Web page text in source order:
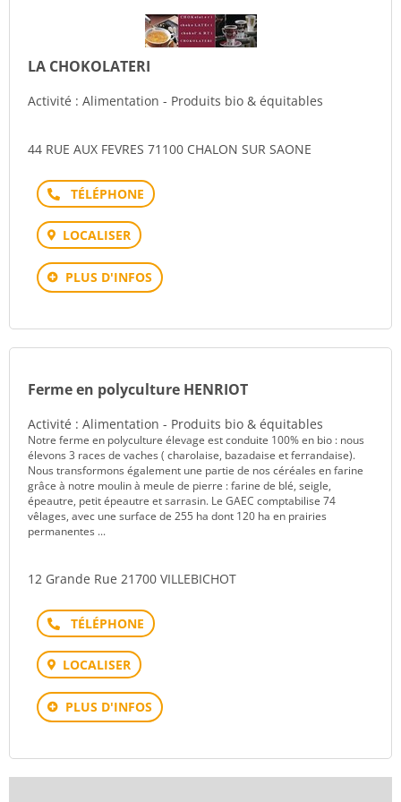
LA CHOKOLATERI
Activité : Alimentation - Produits bio & équitables
44 RUE AUX FEVRES 71100 CHALON SUR SAONE
Téléphone
LOCALISER
PLUS D'INFOS
Ferme en polyculture HENRIOT
Activité : Alimentation - Produits bio & équitables
Notre ferme en polyculture élevage est conduite 100% en bio : nous
élevons 3 races de vaches ( charolaise, bazadaise et ferrandaise).
Nous transformons également une partie de nos céréales en farine
grâce à notre moulin à meule de pierre : farine de blé, seigle,
épeautre, petit épeautre et sarrasin. Le GAEC comptabilise 74
vêlages, avec une surface de 255 ha dont 120 ha en prairies
permanentes ...
12 Grande Rue 21700 VILLEBICHOT
Téléphone
LOCALISER
PLUS D'INFOS